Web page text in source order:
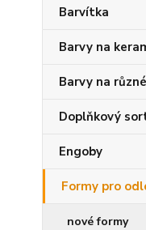
Barvítka
Barvy na
Barvy na
Doplňkový
Engoby
Formy pro
nové formy